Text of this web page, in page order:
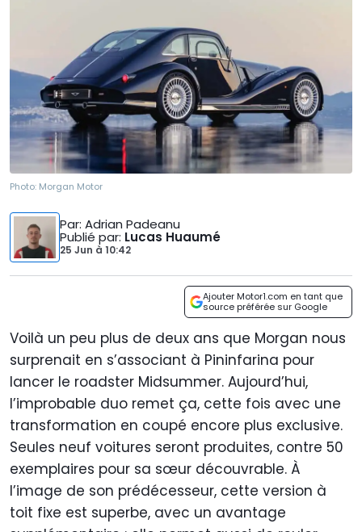
Photo: Morgan Motor
Par: Adrian Padeanu
Publié par: Lucas Huaumé
25 Jun à 10:42
Ajouter Motor1.com en tant que
source préférée sur Google
Voilà un peu plus de deux ans que Morgan nous
surprenait en s’associant à Pininfarina pour
lancer le roadster Midsummer. Aujourd’hui,
l’improbable duo remet ça, cette fois avec une
transformation en coupé encore plus exclusive.
Seules neuf voitures seront produites, contre 50
exemplaires pour sa sœur découvrable. À
l’image de son prédécesseur, cette version à
toit fixe est superbe, avec un avantage